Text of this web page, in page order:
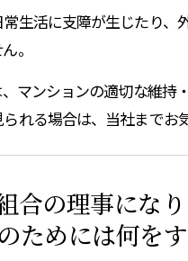
生活に支障が生じたり
。
マンションの適切な維持
れる場合は、当社までお
合の理事になり
ためには何を